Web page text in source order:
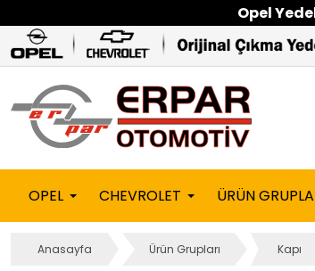
Opel
OPEL CHEVROLET ÜRÜN
Anasayfa Ürün Grupları Kapı